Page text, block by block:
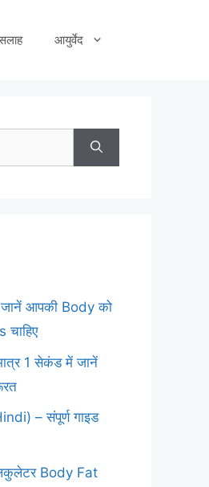
आयुर्वेद
आपकी Body को
चाहिए
1 सेकंड में जानें
– संपूर्ण गाइड
Body Fat